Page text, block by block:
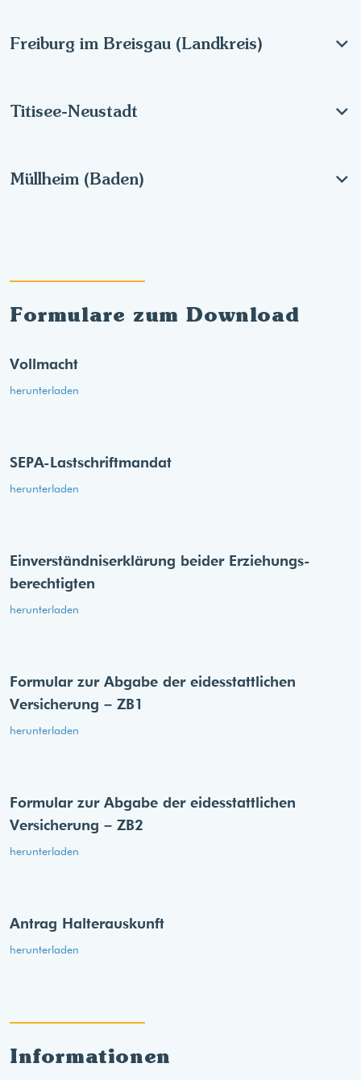
Informationen
Freiburg im Breisgau (Landkreis)
Titisee-Neustadt
Müllheim (Baden)
Formulare zum Download
Vollmacht
herunterladen
SEPA-Lastschriftmandat
herunterladen
Einverständnis­erklärung beider Erziehungs­
berechtigten
herunterladen
Formular zur Abgabe der eides­stattlichen
Versicherung – ZB1
herunterladen
Formular zur Abgabe der eides­stattlichen
Versicherung – ZB2
herunterladen
Antrag Halterauskunft
herunterladen